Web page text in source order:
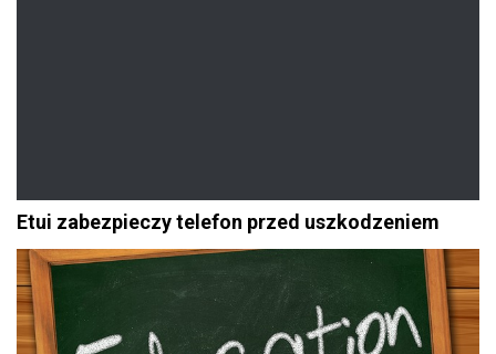
Etui zabezpieczy telefon przed uszkodzeniem